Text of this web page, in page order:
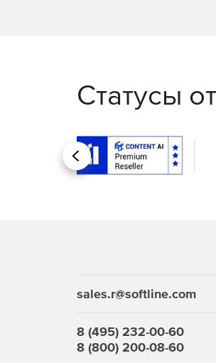
Статусы
Назад
sales.r@softline.com
8 (495) 232-00-60
8 (800) 200-08-60